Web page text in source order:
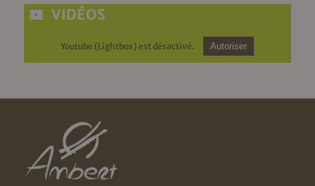
VIDÉOS
Youtube (Lightbox) est désactivé. Autoriser